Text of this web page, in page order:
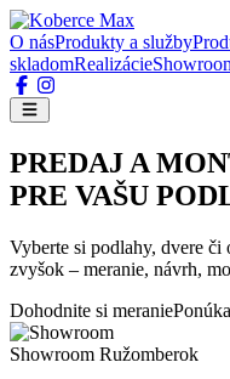
O násProdukty a služby
skladomRealizácie
PREDAJ A
PRE VAŠU
Vyberte si podlahy, dvere
zvyšok – meranie, návrh,
Dohodnite si meranie
Showroom Ružomberok